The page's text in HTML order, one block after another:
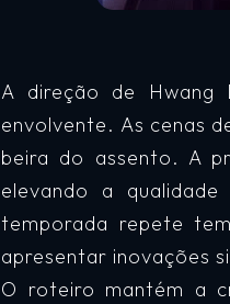
A direção de Hwang
envolvente. As cenas
beira do assento. A
elevando a
temporada repete
apresentar inovações
O roteiro mantém a